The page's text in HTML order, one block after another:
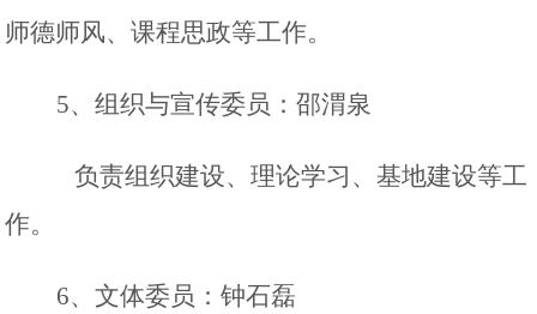
师德师风、课程思政等工作。
5、组织与宣传委员：邵渭泉
负责组织建设、理论学习、基地建设等工
作。
6、文体委员：钟石磊